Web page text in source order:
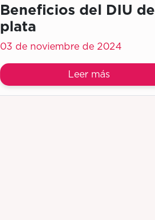
Beneficios del DIU de
plata
03 de noviembre de 2024
Leer más